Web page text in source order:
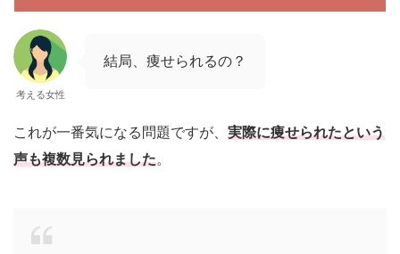
考える女性
結局、痩せられるの？
これが一番気になる問題ですが、 実際に痩せられたという
声も複数見られました。